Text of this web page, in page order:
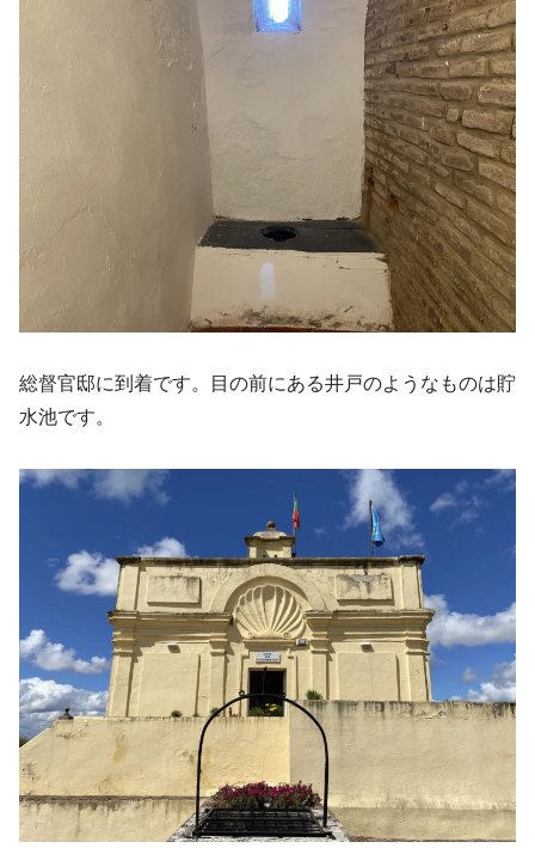
総督官邸に到着です。目の前にある井戸のようなものは貯
水池です。